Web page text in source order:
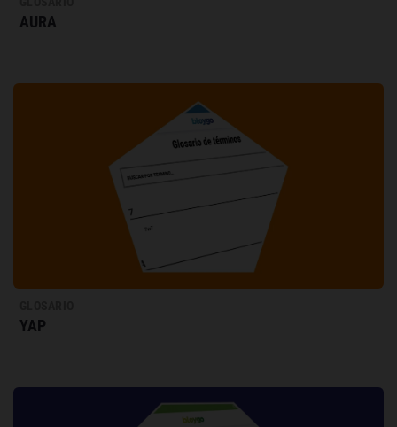
AURA
YAP